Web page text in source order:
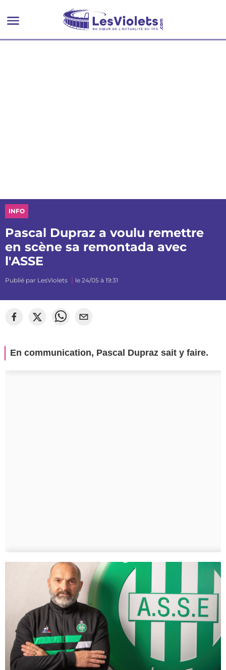
INFO
Pascal Dupraz a voulu remettre
en scène sa remontada avec
l'ASSE
Publié par LesViolets le 24/05 à 19:31
En communication, Pascal Dupraz sait y faire.